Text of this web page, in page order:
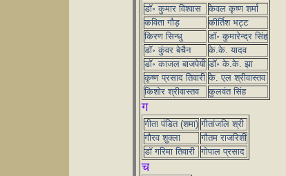
डॉ॰ कुमार विश्वास
केवल कृष्ण शर्मा
कविता गौड़
कीर्तिश भट्ट
किरण सिन्धु
डॉ॰ कुमारेन्द्र सिंह
डॉ॰ कुंवर बेचैन
के.के. यादव
डॉ॰ काजल बाजपेयी डॉ॰ के.के. झा
कृष्ण प्रसाद तिवारी के. एल श्रीवास्तव
किशोर श्रीवास्तव
कुलवंत सिंह
ग
गीता पंडित (शमा) गीतांजलि श्री
गौरव शुक्ला
गौतम राजरिशी
डॉ गरिमा तिवारी गोपाल प्रसाद
च